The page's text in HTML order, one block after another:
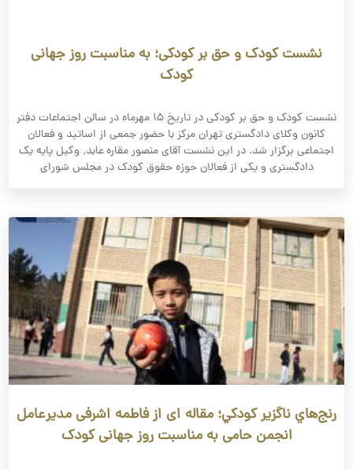
نشست کودک و حق بر کودکی؛ به مناسبت روز جهانی
کودک
نشست کودک و حق بر کودکی در تاریخ ۱۵ مهرماه در سالن اجتماعات دفتر
کانون وکلای دادگستری تهران مرکز با حضور جمعی از اساتید و فعالان
اجتماعی برگزار شد. در این نشست آقای منصور مقاره عابد٬ وکیل پایه یک
دادگستری و یکی از فعالان حوزه حقوق کودک در مجلس شورای
رنج‌هاي ناگزير كودكي؛ مقاله ای از فاطمه اشرفی مدیرعامل
انجمن حامی به مناسبت روز جهانی کودک